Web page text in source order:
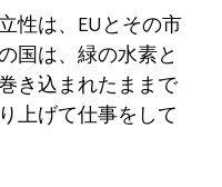
性は、EUとその市
国は、緑の水素と
き込まれたままで
上げて仕事をして